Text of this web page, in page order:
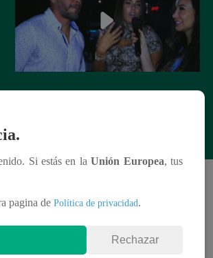
Si estás en laUnión Europea, tus
pagina de Política de privacidad.
Rechazar